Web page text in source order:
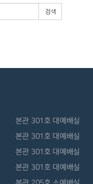
검색
본관 301호 대예배실
본관 301호 대예배실
본관 301호 대예배실
본관 301호 대예배실